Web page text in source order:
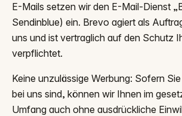
E-Mails setzen wir den E-Mail-Dienst
Sendinblue) ein. Brevo agiert als
uns und ist vertraglich auf den Schutz
verpflichtet.
Keine unzulässige Werbung: Sofern
bei uns sind, können wir Ihnen im
Umfang auch ohne ausdrückliche